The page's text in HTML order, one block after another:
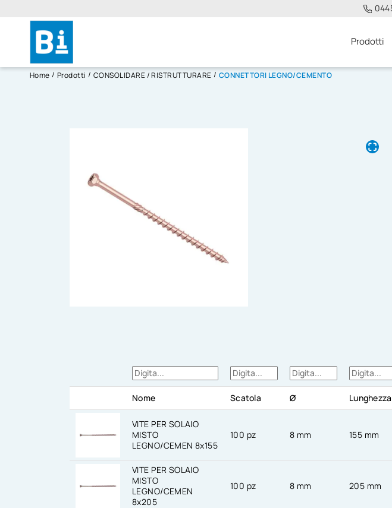
Prodotti
Home Prodotti CONSOLIDARE / RISTRUTTURARE CONNETTORI LEGNO/CEMENTO
Nome Scatola Ø Lunghezza
VITE PER SOLAIO
MISTO
LEGNO/CEMEN 8x155
100 pz 8 mm 155 mm
VITE PER SOLAIO
MISTO
LEGNO/CEMEN
8x205
100 pz 8 mm 205 mm